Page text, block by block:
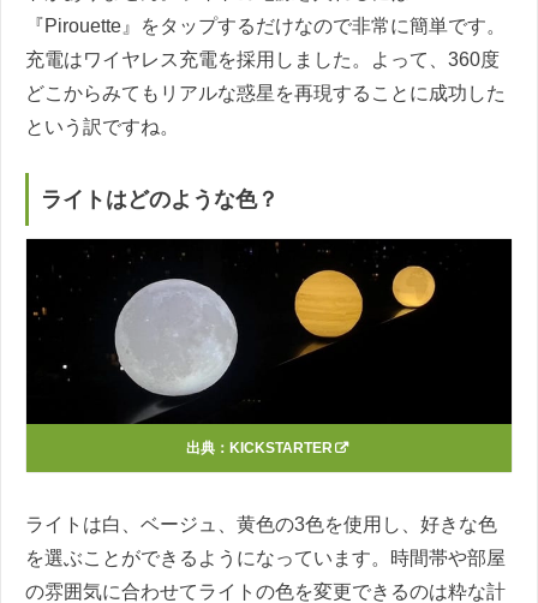
『Pirouette』をタップするだけなので非常に簡単です。
充電はワイヤレス充電を採用しました。よって、360度
どこからみてもリアルな惑星を再現することに成功した
という訳ですね。
ライトはどのような色？
出典： KICKSTARTER
ライトは白、ベージュ、黄色の3色を使用し、好きな色
を選ぶことができるようになっています。時間帯や部屋
の雰囲気に合わせてライトの色を変更できるのは粋な計